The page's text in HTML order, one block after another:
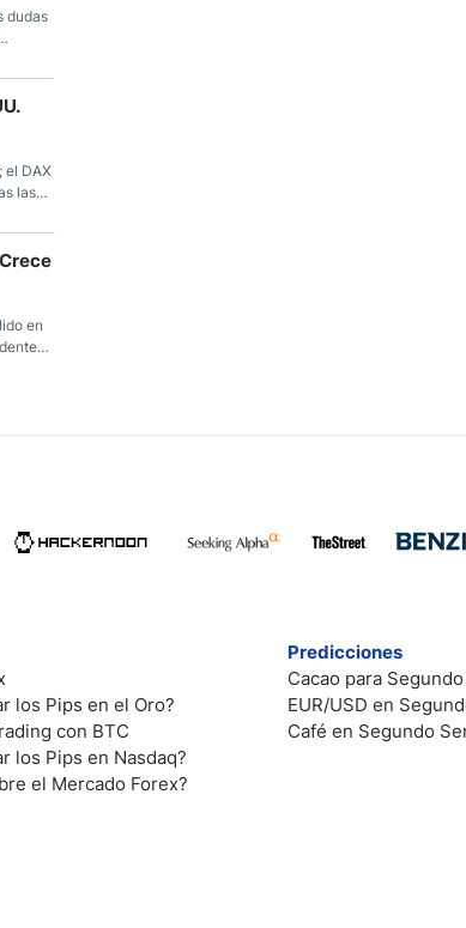
dudas
el DAX
las
en
en
los Pips en el Oro?
con BTC
los Pips en Nasdaq?
el Mercado Forex?
Predicciones
Cacao para
EUR/USD en
Café en Segundo